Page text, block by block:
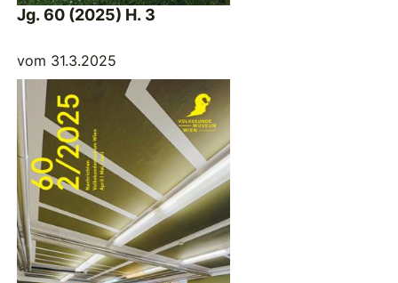
Jg. 60 (2025) H. 3
vom 31.3.2025